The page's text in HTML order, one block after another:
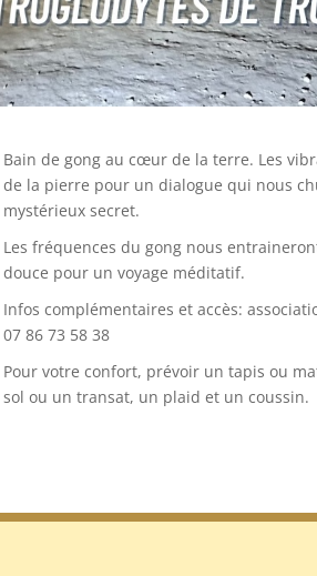
Bain de gong au cœur de la terre. Les
de la pierre pour un dialogue qui nous
mystérieux secret.
Les fréquences du gong nous
douce pour un voyage méditatif.
Infos complémentaires et accès:
07 86 73 58 38‬
Pour votre confort, prévoir un tapis ou
sol ou un transat, un plaid et un coussin.